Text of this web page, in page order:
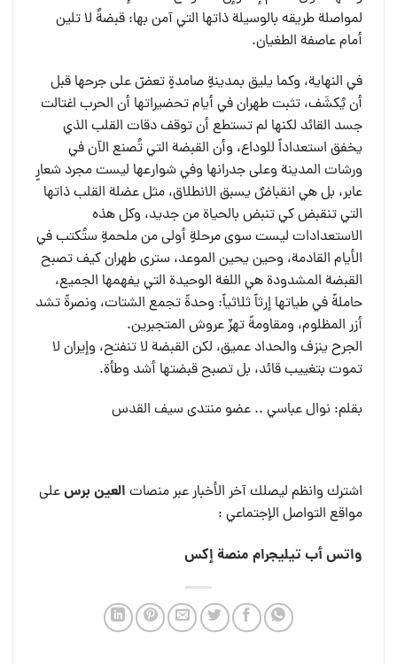
لمواصلة طريقه بالوسيلة ذاتها التي آمن بها: قبضةٌ لا تلين
أمام عاصفة الطغيان.
في النهاية، وكما يليق بمدينةٍ صامدةٍ تعضّ على جرحها قبل
أن يُكشَف، تثبت طهران في أيام تحضيراتها أن الحرب اغتالت
جسد القائد لكنها لم تستطع أن توقف دقات القلب الذي
يخفق استعداداً للوداع، وأن القبضة التي تُصنع الآن في
ورشات المدينة وعلى جدرانها وفي شوارعها ليست مجرد شعارٍ
عابر، بل هي انقباضٌ يسبق الانطلاق، مثل عضلة القلب ذاتها
التي تنقبض كي تنبض بالحياة من جديد، وكل هذه
الاستعدادات ليست سوى مرحلةٍ أولى من ملحمةٍ ستُكتب في
الأيام القادمة، وحين يحين الموعد، سترى طهران كيف تصبح
القبضة المشدودة هي اللغة الوحيدة التي يفهمها الجميع،
حاملةً في طياتها إرثاً ثلاثياً: وحدةً تجمع الشتات، ونصرةً تشد
أزر المظلوم، ومقاومةً تهزّ عروش المتجبرين.
الجرح ينزف والحداد عميق، لكن القبضة لا تنفتح، وإيران لا
تموت بتغييب قائد، بل تصبح قبضتها أشد وطأة.
بقلم: نوال عباسي .. عضو منتدى سيف القدس
اشترك وانظم ليصلك آخر الأخبار عبر منصات العين برسعلى
مواقع التواصل الإجتماعي :
واتس أبتيليجرام منصة إكس